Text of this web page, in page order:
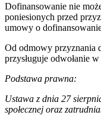
Dofinansowanie nie
poniesionych przed
umowy o
Od odmowy przyznania
przysługuje odwołanie
Podstawa prawna:
Ustawa z dnia 27
społecznej oraz